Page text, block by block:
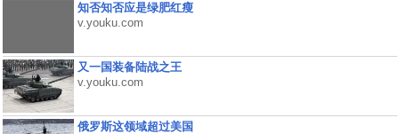
知否知否应是绿肥红瘦
v.youku.com
又一国装备陆战之王
v.youku.com
俄罗斯这领域超过美国